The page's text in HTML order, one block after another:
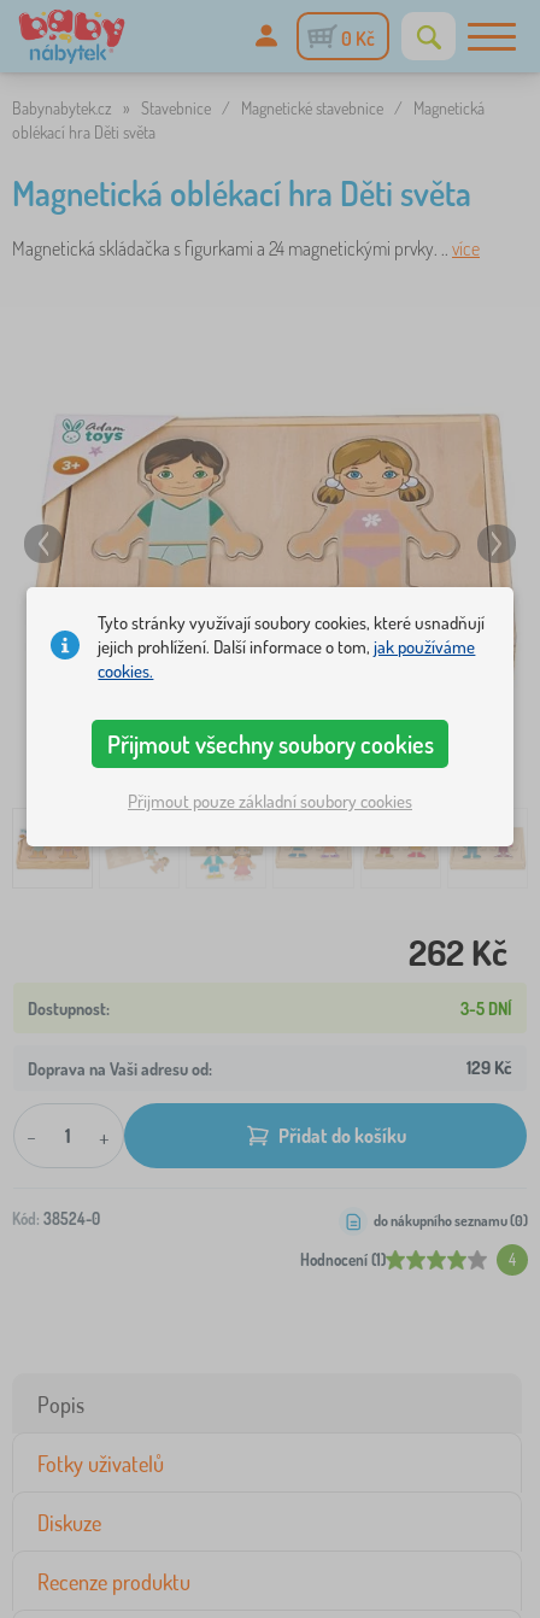
0 Kč
Babynabytek.cz » Stavebnice / Magnetické stavebnice /
Magnetická
oblékací hra Děti světa
Magnetická oblékací hra Děti světa
Magnetická skládačka s figurkami a 24 magnetickými prvky. .. více
262 Kč
3-5 DNÍ
Doprava na Vaši adresu od: 129 Kč
- + Přidat do košíku
Kód: 38524-0
Hodnocení (1) 4
do nákupního seznamu (0)
Popis
Fotky uživatelů
Diskuze
Recenze produktu
Tyto stránky využívají soubory cookies, které usnadňují
jejich prohlížení. Další informace o tom,jak používáme
cookies.
Přijmout všechny soubory cookies
Přijmout pouze základní soubory cookies